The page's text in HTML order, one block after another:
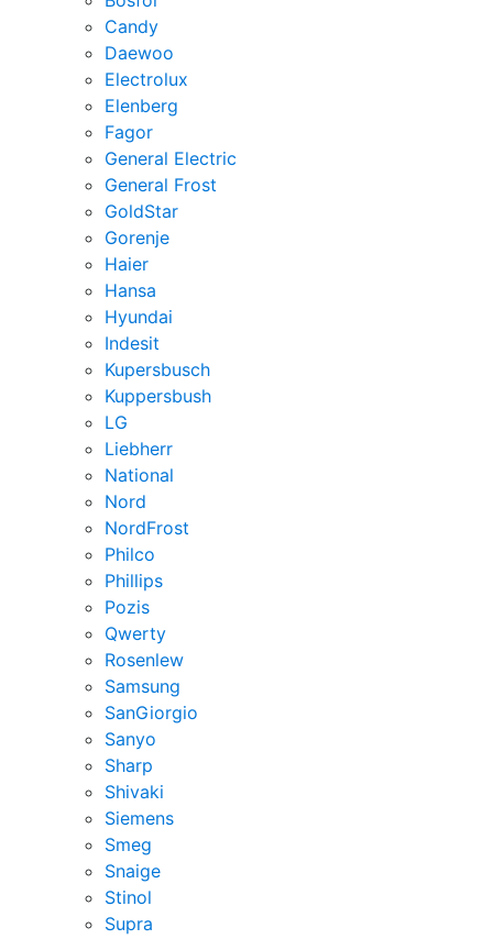
Candy
Daewoo
Electrolux
Elenberg
Fagor
General Electric
General Frost
GoldStar
Gorenje
Haier
Hansa
Hyundai
Indesit
Kupersbusch
Kuppersbush
LG
Liebherr
National
Nord
NordFrost
Philco
Phillips
Pozis
Qwerty
Rosenlew
Samsung
SanGiorgio
Sanyo
Sharp
Shivaki
Siemens
Smeg
Snaige
Stinol
Supra